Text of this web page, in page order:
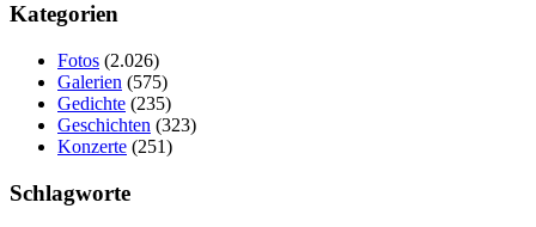
Kategorien
Fotos (2.026)
Galerien (575)
Gedichte (235)
Geschichten (323)
Konzerte (251)
Schlagworte